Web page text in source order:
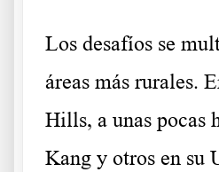
Los desafíos se
áreas más rurales.
Hills, a unas pocas
Kang y otros en su